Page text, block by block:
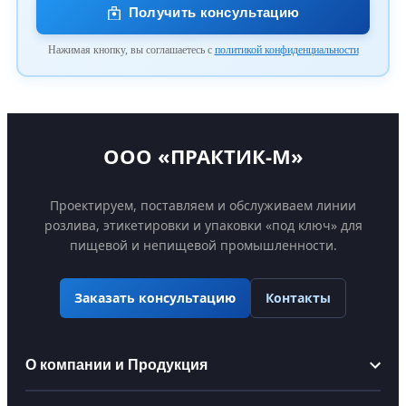
Получить консультацию
Нажимая кнопку, вы соглашаетесь с политикой конфиденциальности
ООО «ПРАКТИК-М»
Проектируем, поставляем и обслуживаем линии
розлива, этикетировки и упаковки «под ключ» для
пищевой и непищевой промышленности.
Заказать консультацию Контакты
О компании и Продукция